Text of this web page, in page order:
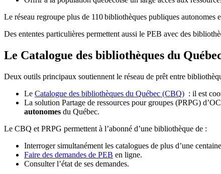
Le réseau regroupe plus de 110bibliothèques publiques autonomes
Des ententes particulières permettent aussi le PEB avec des
Le Catalogue des bibliothèques du
Deux outils principaux soutiennent le réseau de prêt entre
Le Catalogue des bibliothèques du Québec (CBQ) : il est
La solution Partage de ressources pour groupes (PRPG)
autonomes du Québec.
Le CBQ et PRPG permettent à l’abonné d’une bibliothèque de :
Interroger simultanément les catalogues de plus d’une
Faire des demandes de PEB en ligne.
Consulter l’état de ses demandes.